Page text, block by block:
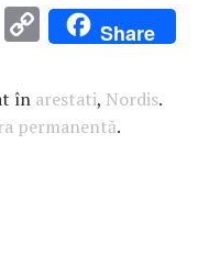
M C
o
p
y
Share
în arestati, Nordis.
permanentă.